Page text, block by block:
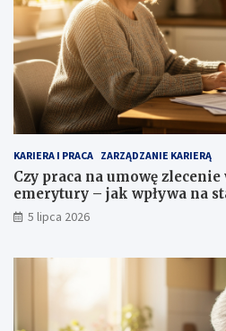
KARIERA I PRACA ZARZĄDZANIE KARIERĄ
Czy praca na umowę zlecenie
emerytury – jak wpływa na
5 lipca 2026